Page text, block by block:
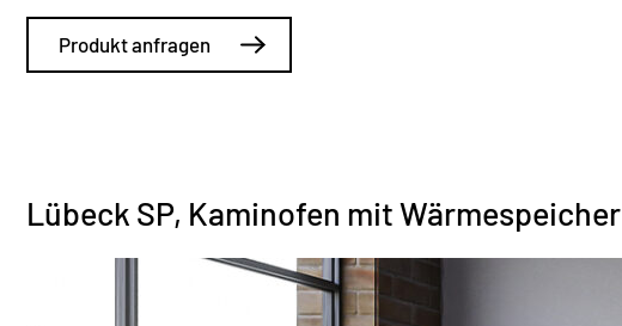
Produkt anfragen
Lübeck SP, Kaminofen mit Wärmespeicher